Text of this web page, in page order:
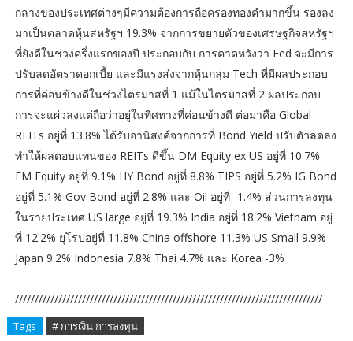
กลางของประเทศต่างๆมีความต้องการถือครองทองคำมากขึ้น รองลง
มาเป็นตลาดหุ้นสหรัฐฯ 19.3% จากการขยายตัวของเศรษฐกิจสหรัฐฯ
ที่ยังดีในช่วงครึ่งแรกของปี ประกอบกับ การคาดหวังว่า Fed จะมีการ
ปรับลดอัตราดอกเบี้ย และมีแรงส่งจากหุ้นกลุ่ม Tech ที่มีผลประกอบ
การที่ค่อนข้างดีในช่วงไตรมาสที่ 1 แม้ในไตรมาสที่ 2 ผลประกอบ
การจะแผ่วลงแต่ถือว่าอยู่ในทิศทางที่ค่อนข้างดี ต่อมาคือ Global
REITs อยู่ที่ 13.8% ได้รับอานิสงค์จากการที่ Bond Yield ปรับตัวลดลง
ทำให้ผลตอบแทนของ REITs ดีขึ้น DM Equity ex US อยู่ที่ 10.7%
EM Equity อยู่ที่ 9.1% HY Bond อยู่ที่ 8.8% TIPS อยู่ที่ 5.2% IG Bond
อยู่ที่ 5.1% Gov Bond อยู่ที่ 2.8% และ Oil อยู่ที่ -1.4% ส่วนการลงทุน
ในรายประเทศ US large อยู่ที่ 19.3% India อยู่ที่ 18.2% Vietnam อยู่
ที่ 12.2% ยุโรปอยู่ที่ 11.8% China offshore 11.3% US Small 9.9%
Japan 9.2% Indonesia 7.8% Thai 4.7% และ Korea -3%
//////////////////////////////////////////////////////////////////////////////
Tags # การเงิน การลงทุน